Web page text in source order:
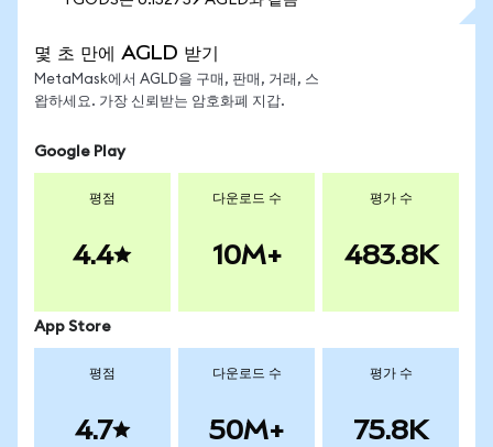
몇 초 만에 AGLD 받기
MetaMask에서 AGLD을 구매, 판매, 거래, 스
왑하세요. 가장 신뢰받는 암호화폐 지갑.
Google Play
평점
4.4
다운로드 수
10M+
평가 수
483.8K
App Store
평점
4.7
다운로드 수
50M+
평가 수
75.8K